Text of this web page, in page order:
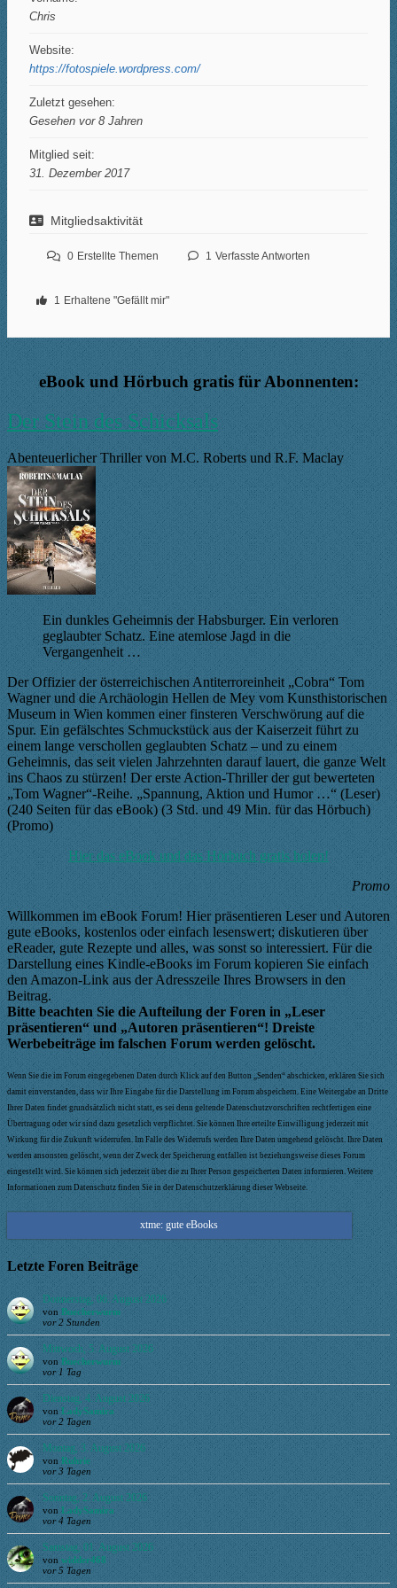
Chris
Website:
https://fotospiele.wordpress.com/
Zuletzt gesehen:
Gesehen vor 8 Jahren
Mitglied seit:
31. Dezember 2017
Mitgliedsaktivität
0 Erstellte Themen 1 Verfasste Antworten
1 Erhaltene "Gefällt mir"
eBook und Hörbuch gratis für Abonnenten:
Der Stein des Schicksals
Abenteuerlicher Thriller von M.C. Roberts und R.F. Maclay
Ein dunkles Geheimnis der Habsburger. Ein verloren
geglaubter Schatz. Eine atemlose Jagd in die
Vergangenheit …
Der Offizier der österreichischen Antiterroreinheit „Cobra“ Tom
Wagner und die Archäologin Hellen de Mey vom Kunsthistorischen
Museum in Wien kommen einer finsteren Verschwörung auf die
Spur. Ein gefälschtes Schmuckstück aus der Kaiserzeit führt zu
einem lange verschollen geglaubten Schatz – und zu einem
Geheimnis, das seit vielen Jahrzehnten darauf lauert, die ganze Welt
ins Chaos zu stürzen! Der erste Action-Thriller der gut bewerteten
„Tom Wagner“-Reihe. „Spannung, Aktion und Humor …“ (Leser)
(240 Seiten für das eBook) (3 Std. und 49 Min. für das Hörbuch)
(Promo)
Hier das eBook und das Hörbuch gratis holen!
Promo
Willkommen im eBook Forum! Hier präsentieren Leser und Autoren
gute eBooks, kostenlos oder einfach lesenswert; diskutieren über
eReader, gute Rezepte und alles, was sonst so interessiert. Für die
Darstellung eines Kindle-eBooks im Forum kopieren Sie einfach
den Amazon-Link aus der Adresszeile Ihres Browsers in den
Beitrag.
Bitte beachten Sie die Aufteilung der Foren in „Leser
präsentieren“ und „Autoren präsentieren“! Dreiste
Werbebeiträge im falschen Forum werden gelöscht.
Wenn Sie die im Forum eingegebenen Daten durch Klick auf den Button „Senden“ abschicken, erklären Sie sich
damit einverstanden, dass wir Ihre Eingabe für die Darstellung im Forum abspeichern. Eine Weitergabe an Dritte
Ihrer Daten findet grundsätzlich nicht statt, es sei denn geltende Datenschutzvorschriften rechtfertigen eine
Übertragung oder wir sind dazu gesetzlich verpflichtet. Sie können Ihre erteilte Einwilligung jederzeit mit
Wirkung für die Zukunft widerrufen. Im Falle des Widerrufs werden Ihre Daten umgehend gelöscht. Ihre Daten
werden ansonsten gelöscht, wenn der Zweck der Speicherung entfallen ist beziehungsweise dieses Forum
eingestellt wird. Sie können sich jederzeit über die zu Ihrer Person gespeicherten Daten informieren. Weitere
Informationen zum Datenschutz finden Sie in der Datenschutzerklärung dieser Webseite.
xtme: gute eBooks
Letzte Foren Beiträge
Donnerstag, 06. August 2026
von Buecherwurm
vor 2 Stunden
Mittwoch, 5. August 2026
von Buecherwurm
vor 1 Tag
Dienstag, 4. August 2026
von LadySamira
vor 2 Tagen
Montag, 3. August 2026
von Ruhrie
vor 3 Tagen
Sonntag, 2. August 2026
von LadySamira
vor 4 Tagen
Samstag, 01. August 2026
von widder468
vor 5 Tagen